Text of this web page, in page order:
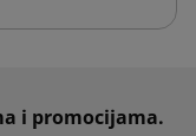
i promocijama.